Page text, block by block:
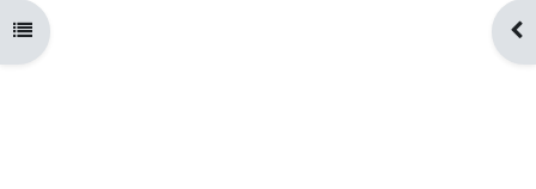
Відкритий покажчик курсу